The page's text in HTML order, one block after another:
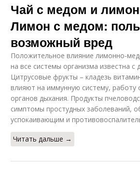
Чай с медом и
Лимон с медом:
возможный вред
Положительное влияние лимонно-
на все системы организма известна с
Цитрусовые фрукты – кладезь
влияют на иммунную систему, работу
органов дыхания. Продукты
симптомы простудных заболеваний,
успокаивающим и
Читать дальше →